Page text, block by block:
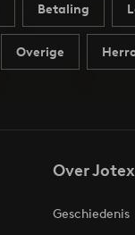
Betaling
Overige
Over Jotex
Geschiedenis